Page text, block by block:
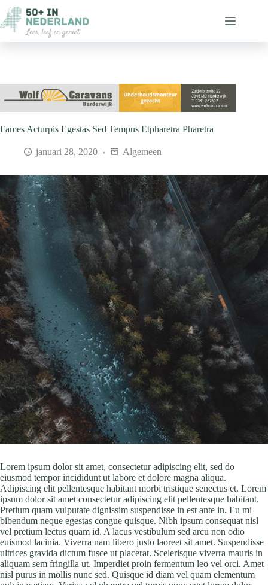
naar
de
inhoud
Fames Acturpis Egestas Sed Tempus Etpharetra Pharetra
januari 28, 2020 Algemeen
Lorem ipsum dolor sit amet, consectetur adipiscing elit, sed do
eiusmod tempor incididunt ut labore et dolore magna aliqua.
Adipiscing elit pellentesque habitant morbi tristique senectus et. Lorem
ipsum dolor sit amet consectetur adipiscing elit pellentesque habitant.
Pretium quam vulputate dignissim suspendisse in est ante in. Eu mi
bibendum neque egestas congue quisque. Nibh ipsum consequat nisl
vel pretium lectus quam id. A lacus vestibulum sed arcu non odio
euismod lacinia. Viverra nam libero justo laoreet sit amet. Suspendisse
ultrices gravida dictum fusce ut placerat. Scelerisque viverra mauris in
aliquam sem fringilla ut. Imperdiet proin fermentum leo vel orci. Amet
nisl purus in mollis nunc sed. Quisque id diam vel quam elementum